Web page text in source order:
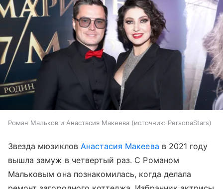
Роман Мальков и Анастасия Макеева источник: PersonaStars
Звезда мюзиклов Анастасия Макеева в 2021 году
вышла замуж в четвертый раз. С Романом
Мальковым она познакомилась, когда делала